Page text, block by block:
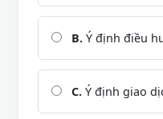
B. Ý định điều
C. Ý định giao